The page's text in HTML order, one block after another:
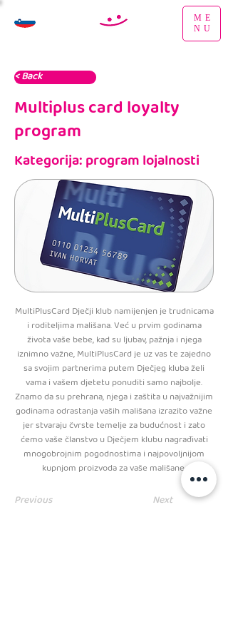
ME
NU
< Back
Multiplus card loyalty
program
Kategorija: program lojalnosti
MultiPlusCard Dječji klub namijenjen je trudnicama
i roditeljima mališana. Već u prvim godinama
života vaše bebe, kad su ljubav, pažnja i njega
iznimno važne, MultiPlusCard je uz vas te zajedno
sa svojim partnerima putem Dječjeg kluba želi
vama i vašem djetetu ponuditi samo najbolje.
Znamo da su prehrana, njega i zaštita u najvažnijim
godinama odrastanja vaših mališana izrazito važne
jer stvaraju čvrste temelje za budućnost i zato
ćemo vaše članstvo u Dječjem klubu nagrađivati
mnogobrojnim pogodnostima i najpovoljnijom
kupnjom proizvoda za vaše mališane.
Previous Next